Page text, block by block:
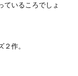
ているころでしょ
作。